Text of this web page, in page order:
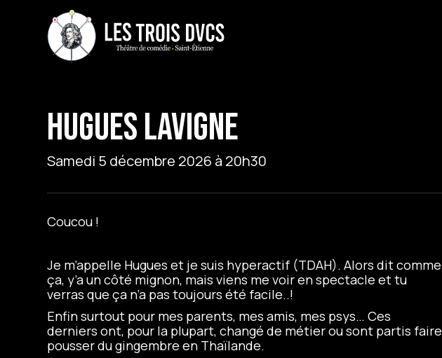
HUGUES LAVIGNE
Samedi 5 décembre 2026 à 20h30
Coucou !
Je m’appelle Hugues et je suis hyperactif (TDAH). Alors dit comme
ça, y’a un côté mignon, mais viens me voir en spectacle et tu
verras que ça n’a pas toujours été facile..!
Enfin surtout pour mes parents, mes amis, mes psys… Ces
derniers ont, pour la plupart, changé de métier ou sont partis faire
pousser du gingembre en Thaïlande.